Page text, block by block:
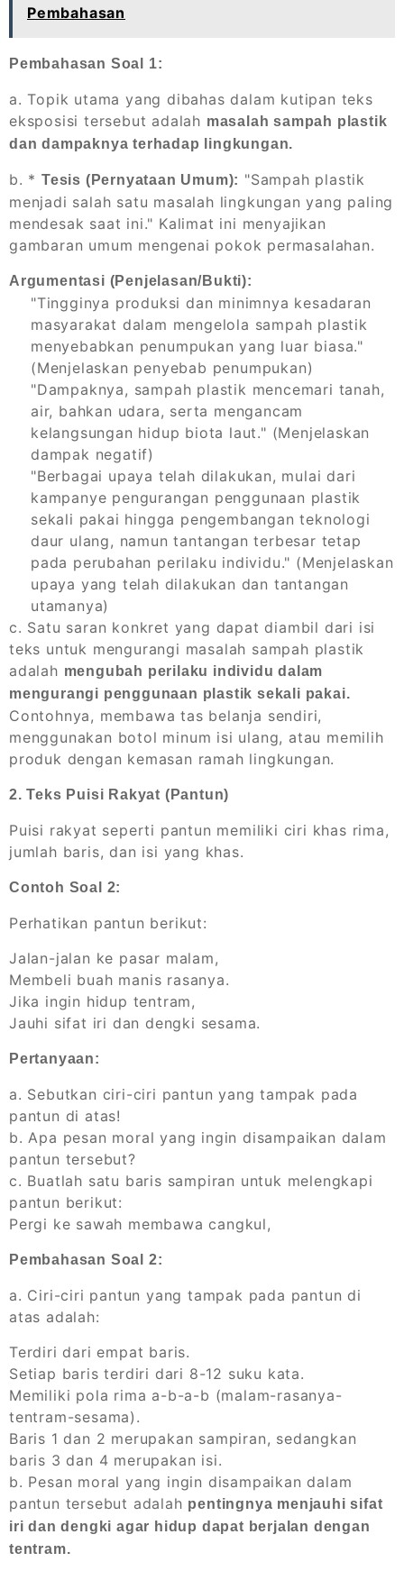
Pembahasan
Pembahasan Soal 1:
a. Topik utama yang dibahas dalam kutipan teks
eksposisi tersebut adalah masalah sampah plastik
dan dampaknya terhadap lingkungan.
b. * Tesis (Pernyataan Umum): "Sampah plastik
menjadi salah satu masalah lingkungan yang paling
mendesak saat ini." Kalimat ini menyajikan
gambaran umum mengenai pokok permasalahan.
Argumentasi (Penjelasan/Bukti):
"Tingginya produksi dan minimnya kesadaran
masyarakat dalam mengelola sampah plastik
menyebabkan penumpukan yang luar biasa."
(Menjelaskan penyebab penumpukan)
"Dampaknya, sampah plastik mencemari tanah,
air, bahkan udara, serta mengancam
kelangsungan hidup biota laut." (Menjelaskan
dampak negatif)
"Berbagai upaya telah dilakukan, mulai dari
kampanye pengurangan penggunaan plastik
sekali pakai hingga pengembangan teknologi
daur ulang, namun tantangan terbesar tetap
pada perubahan perilaku individu." (Menjelaskan
upaya yang telah dilakukan dan tantangan
utamanya)
c. Satu saran konkret yang dapat diambil dari isi
teks untuk mengurangi masalah sampah plastik
adalah mengubah perilaku individu dalam
mengurangi penggunaan plastik sekali pakai.
Contohnya, membawa tas belanja sendiri,
menggunakan botol minum isi ulang, atau memilih
produk dengan kemasan ramah lingkungan.
2. Teks Puisi Rakyat (Pantun)
Puisi rakyat seperti pantun memiliki ciri khas rima,
jumlah baris, dan isi yang khas.
Contoh Soal 2:
Perhatikan pantun berikut:
Jalan-jalan ke pasar malam,
Membeli buah manis rasanya.
Jika ingin hidup tentram,
Jauhi sifat iri dan dengki sesama.
Pertanyaan:
a. Sebutkan ciri-ciri pantun yang tampak pada
pantun di atas!
b. Apa pesan moral yang ingin disampaikan dalam
pantun tersebut?
c. Buatlah satu baris sampiran untuk melengkapi
pantun berikut:
Pergi ke sawah membawa cangkul,
Pembahasan Soal 2:
a. Ciri-ciri pantun yang tampak pada pantun di
atas adalah:
Terdiri dari empat baris.
Setiap baris terdiri dari 8-12 suku kata.
Memiliki pola rima a-b-a-b (malam-rasanya-
tentram-sesama).
Baris 1 dan 2 merupakan sampiran, sedangkan
baris 3 dan 4 merupakan isi.
b. Pesan moral yang ingin disampaikan dalam
pantun tersebut adalah pentingnya menjauhi sifat
iri dan dengki agar hidup dapat berjalan dengan
tentram.